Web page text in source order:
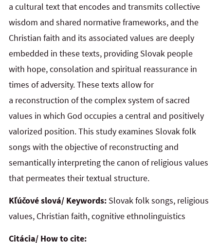
a cultural text that encodes and transmits collective
wisdom and shared normative frameworks, and the
Christian faith and its associated values are deeply
embedded in these texts, providing Slovak people
with hope, consolation and spiritual reassurance in
times of adversity. These texts allow for
a reconstruction of the complex system of sacred
values in which God occupies a central and positively
valorized position. This study examines Slovak folk
songs with the objective of reconstructing and
semantically interpreting the canon of religious values
that permeates their textual structure.
Kľúčové slová/ Keywords: Slovak folk songs, religious
values, Christian faith, cognitive ethnolinguistics
Citácia/ How to cite: